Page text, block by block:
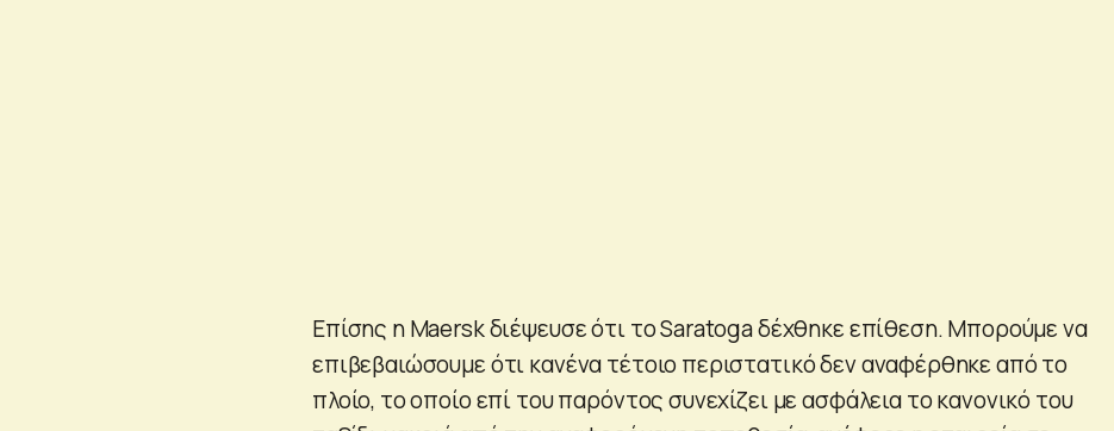
Επίσης η Maersk διέψευσε ότι το Saratoga δέχθηκε επίθεση. Μπορούμε να
επιβεβαιώσουμε ότι κανένα τέτοιο περιστατικό δεν αναφέρθηκε από το
πλοίο, το οποίο επί του παρόντος συνεχίζει με ασφάλεια το κανονικό του